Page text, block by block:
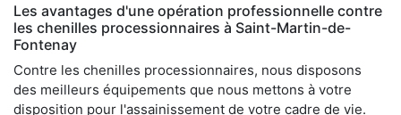
Les avantages d'une opération professionnelle contre
les chenilles processionnaires à Saint-Martin-de-
Fontenay
Contre les chenilles processionnaires, nous disposons
des meilleurs équipements que nous mettons à votre
disposition pour l'assainissement de votre cadre de vie.